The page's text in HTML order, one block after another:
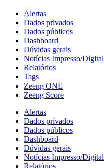
Alertas
Dados privados
Dados públicos
Dashboard
Dúvidas gerais
Notícias Impresso/Digital
Relatórios
Tags
Zeeng ONE
Zeeng Score
Alertas
Dados privados
Dados públicos
Dashboard
Dúvidas gerais
Notícias Impresso/Digital